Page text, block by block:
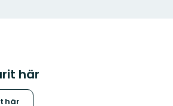
här
här